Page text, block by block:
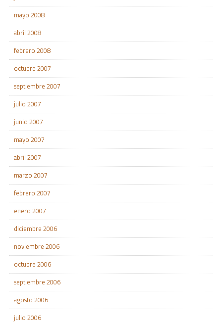
mayo 2008
abril 2008
febrero 2008
octubre 2007
septiembre 2007
julio 2007
junio 2007
mayo 2007
abril 2007
marzo 2007
febrero 2007
enero 2007
diciembre 2006
noviembre 2006
octubre 2006
septiembre 2006
agosto 2006
julio 2006